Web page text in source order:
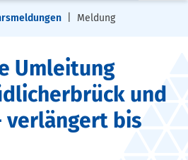
Meldung
Umleitung
und
verlängert bis